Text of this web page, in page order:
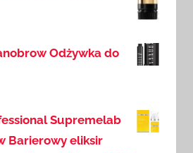
Odżywka do
Supremelab
Barierowy eliksir